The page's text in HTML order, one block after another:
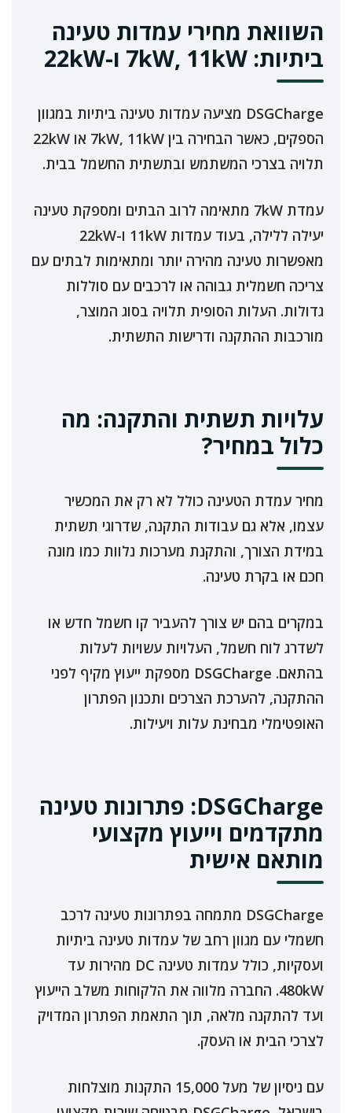
השוואת מחירי עמדות טעינה
ביתיות: 7kW, 11kW ו-22kW
DSGCharge מציעה עמדות טעינה ביתיות במגוון
הספקים, כאשר הבחירה בין 7kW, 11kW או 22kW
תלויה בצרכי המשתמש ובתשתית החשמל בבית.
עמדת 7kW מתאימה לרוב הבתים ומספקת טעינה
יעילה ללילה, בעוד עמדות 11kW ו-22kW
מאפשרות טעינה מהירה יותר ומתאימות לבתים עם
צריכה חשמלית גבוהה או לרכבים עם סוללות
גדולות. העלות הסופית תלויה בסוג המוצר,
מורכבות ההתקנה ודרישות התשתית.
עלויות תשתית והתקנה: מה
כלול במחיר?
מחיר עמדת הטעינה כולל לא רק את המכשיר
עצמו, אלא גם עבודות התקנה, שדרוגי תשתית
במידת הצורך, והתקנת מערכות נלוות כמו מונה
חכם או בקרת טעינה.
במקרים בהם יש צורך להעביר קו חשמל חדש או
לשדרג לוח חשמל, העלויות עשויות לעלות
בהתאם. DSGCharge מספקת ייעוץ מקיף לפני
ההתקנה, להערכת הצרכים ותכנון הפתרון
האופטימלי מבחינת עלות ויעילות.
DSGCharge: פתרונות טעינה
מתקדמים וייעוץ מקצועי
מותאם אישית
DSGCharge מתמחה בפתרונות טעינה לרכב
חשמלי עם מגוון רחב של עמדות טעינה ביתיות
ועסקיות, כולל עמדות טעינה DC מהירות עד
480kW. החברה מלווה את הלקוחות משלב הייעוץ
ועד להתקנה מלאה, תוך התאמת הפתרון המדויק
לצרכי הבית או העסק.
עם ניסיון של מעל 15,000 התקנות מוצלחות